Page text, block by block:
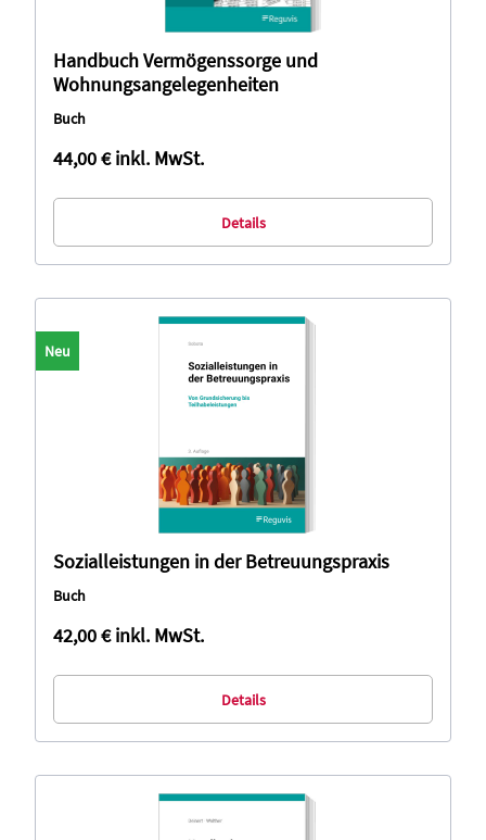
Handbuch Vermögenssorge und
Wohnungsangelegenheiten
Buch
44,00 €inkl. MwSt.
Details
Neu
Sozialleistungen in der Betreuungspraxis
Buch
42,00 €inkl. MwSt.
Details